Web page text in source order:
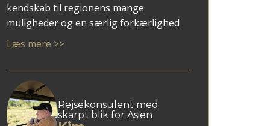
kendskab til regionens mange
muligheder og en særlig forkærlighed
for rejsemål som Vietnam, Thailand, Sri
Med Kim som rådgiver får du en
personlig tilgang, hvor dine ønsker
mødes med faglig indsigt og overblik.
Han er god til at spotte, hvad der giver
Læs mere >>
Rejsekonsulent med
skarpt blik for Asien